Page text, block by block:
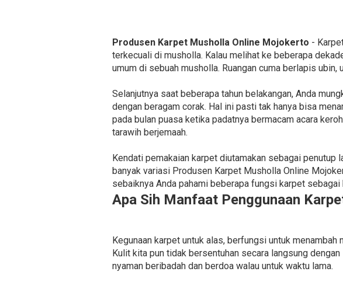
Produsen Karpet Musholla Online Mojokerto -
terkecuali di musholla. Kalau melihat ke beberapa
umum di sebuah musholla. Ruangan cuma berlapis
Selanjutnya saat beberapa tahun belakangan, Anda
dengan beragam corak. Hal ini pasti tak hanya bisa
pada bulan puasa ketika padatnya bermacam acara
tarawih berjemaah.
Kendati pemakaian karpet diutamakan sebagai penutup
banyak variasi Produsen Karpet Musholla Online
sebaiknya Anda pahami beberapa fungsi karpet sebagai
Apa Sih Manfaat Penggunaan
Kegunaan karpet untuk alas, berfungsi untuk
Kulit kita pun tidak bersentuhan secara langsung
nyaman beribadah dan berdoa walau untuk waktu lama.